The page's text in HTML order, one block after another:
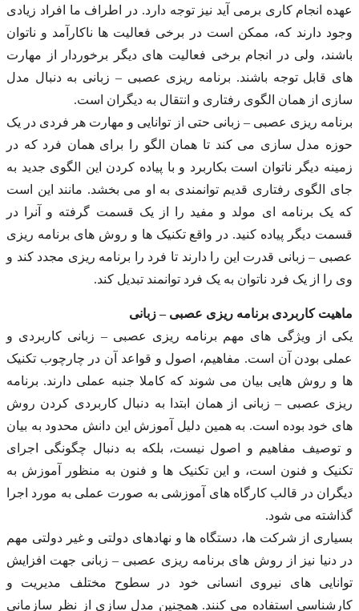
عهده انجام کاری برمی آید نیز توجه دارد. در اطراف ما افراد زیادی
وجود دارند که، ممکن است در برخی فعالیت ها ناکارآمد و ناتوان
باشند، ولی در انجام برخی فعالیت های دیگر برخوردار از مهارت
های قابل توجه باشند. برنامه ریزی عصبی – زبانی به دنبال مدل
سازی از همان الگوی رفتاری و انتقال به دیگران است.
برنامه ریزی عصبی – زبانی حتی از توانایی و مهارت هر فردی در یک
حوزه مدل سازی می کند تا همان الگو را برای همان فرد که در
زمینه دیگر ناتوان است بکاربرد و با پیاده کردن این الگوی جدید به
جای الگوی رفتاری قدیم توانمندی به او می بخشد. مانند این است
که یک برنامه ای مولد و مفید را از یک قسمت گرفته و آنرا در
قسمت دیگر پیاده کنید. در واقع تکنیک ها و روش های برنامه ریزی
عصبی – زبانی قدرت این را دارند تا فرد را برنامه ریزی مجدد کند و
وی را از یک فرد ناتوان به یک فرد توانمند تبدیل کند.
ماهیت کاربردی برنامه ریزی عصبی – زبانی
یکی از ویژگی های مهم برنامه ریزی عصبی – زبانی کاربردی و
عملی بودن آن است. مفاهیم، اصول و قواعد آن در چارچوب تکنیک
ها و روش هایی بیان می شوند که کاملا جنبه عملی دارند. برنامه
ریزی عصبی – زبانی از همان ابتدا به دنبال کاربردی کردن روش
های خود بوده است. به همین دلیل آموزش این دانش محدود به بیان
و توصیف مفاهیم و اصول نیست، بلکه به دنبال چگونگی اجرای
تکنیک و فنون است، و این تکنیک ها و فنون به منظور آموزش به
دیگران در قالب کارگاه های آموزشی به صورت عملی به مورد اجرا
گذاشته می شود.
بسیاری از شرکت ها، دستگاه ها و نهادهای دولتی و غیر دولتی مهم
در دنیا نیز از روش های برنامه ریزی عصبی – زبانی جهت افزایش
توانایی های نیروی انسانی خود در سطوح مختلف مدیریت و
کارشناسی استفاده می کنند. همچنین مدل سازی از نظر سازمانی